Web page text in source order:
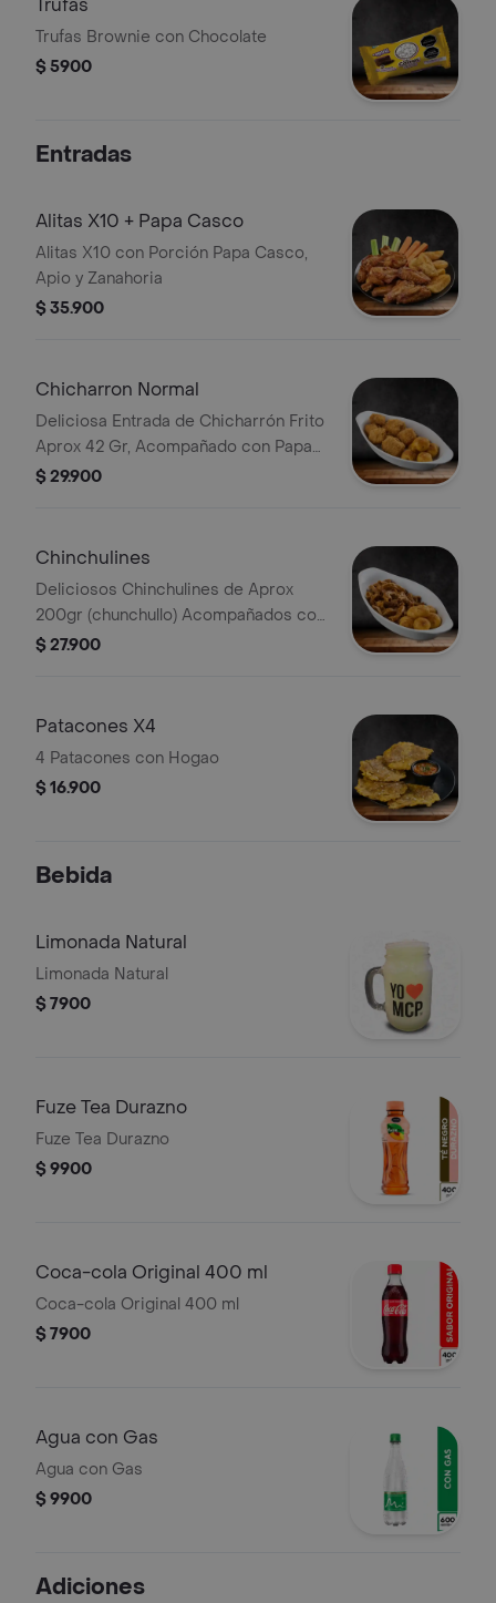
Trufas
Trufas Brownie con Chocolate
$ 5900
Entradas
Alitas X10 + Papa Casco
Alitas X10 con Porción Papa Casco,
Apio y Zanahoria
$ 35.900
Chicharron Normal
Deliciosa Entrada de Chicharrón Frito
Aprox 42 Gr, Acompañado con Papa
Criolla
$ 29.900
Chinchulines
Deliciosos Chinchulines de Aprox
200gr (chunchullo) Acompañados con
Papa Criolla
$ 27.900
Patacones X4
4 Patacones con Hogao
$ 16.900
Bebida
Limonada Natural
Limonada Natural
$ 7900
Fuze Tea Durazno
Fuze Tea Durazno
$ 9900
Coca-cola Original 400 ml
Coca-cola Original 400 ml
$ 7900
Agua con Gas
Agua con Gas
$ 9900
Adiciones